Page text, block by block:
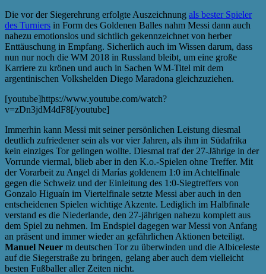
Die vor der Siegerehrung erfolgte Auszeichnung als bester Spieler
des Turniers in Form des Goldenen Balles nahm Messi dann auch
nahezu emotionslos und sichtlich gekennzeichnet von herber
Enttäuschung in Empfang. Sicherlich auch im Wissen darum, dass
nun nur noch die WM 2018 in Russland bleibt, um eine große
Karriere zu krönen und auch in Sachen WM-Titel mit dem
argentinischen Volkshelden Diego Maradona gleichzuziehen.
[youtube]https://www.youtube.com/watch?
v=zDn3jdM4dF8[/youtube]
Immerhin kann Messi mit seiner persönlichen Leistung diesmal
deutlich zufriedener sein als vor vier Jahren, als ihm in Südafrika
kein einziges Tor gelingen wollte. Diesmal traf der 27-Jährige in der
Vorrunde viermal, blieb aber in den K.o.-Spielen ohne Treffer. Mit
der Vorarbeit zu Angel di Marías goldenem 1:0 im Achtelfinale
gegen die Schweiz und der Einleitung des 1:0-Siegtreffers von
Gonzalo Higuaín im Viertelfinale setzte Messi aber auch in den
entscheidenen Spielen wichtige Akzente. Lediglich im Halbfinale
verstand es die Niederlande, den 27-jährigen nahezu komplett aus
dem Spiel zu nehmen. Im Endspiel dagegen war Messi von Anfang
an präsent und immer wieder an gefährlichen Aktionen beteiligt.
Manuel Neuer m deutschen Tor zu überwinden und die Albiceleste
auf die Siegerstraße zu bringen, gelang aber auch dem vielleicht
besten Fußballer aller Zeiten nicht.